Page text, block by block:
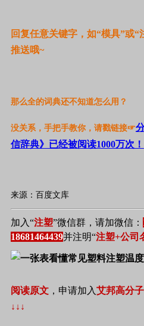
回复任意关键字，如“模具”或
推送哦~
那么全的词典还不知道怎么用？
没关系，手把手教你，请戳链接☞
信辞典》已经被阅读1000万次！
来源：百度文库
加入“注塑”微信群，请加微信：
18681464439并注明“注塑+公司
阅读原文 ，申请加入艾邦高分
↓↓↓